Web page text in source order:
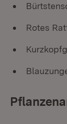
Rotes